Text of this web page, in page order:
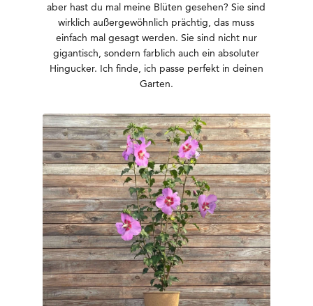
aber hast du mal meine Blüten gesehen? Sie sind
wirklich außergewöhnlich prächtig, das muss
einfach mal gesagt werden. Sie sind nicht nur
gigantisch, sondern farblich auch ein absoluter
Hingucker. Ich finde, ich passe perfekt in deinen
Garten.